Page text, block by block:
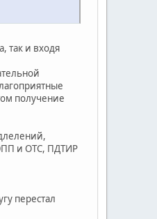
так и входя
получение
и ОТС, ПДТИР
перестал